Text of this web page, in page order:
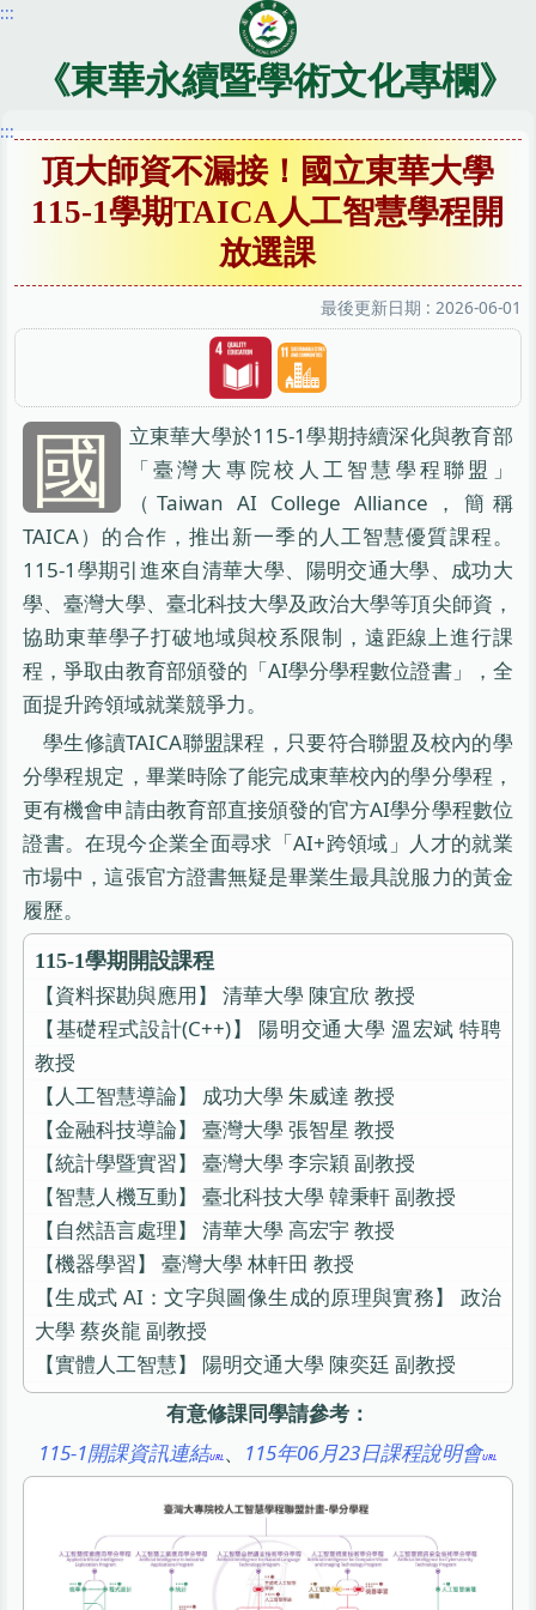
跳
內
:::
《東華永續暨學術文化專欄》
:::
頂大師資不漏接！國立東華大學
115-1學期TAICA人工智慧學程開
放選課
最後更新日期 : 2026-06-01
國
立東華大學於115-1學期持續深化與教育部
「臺灣大專院校人工智慧學程聯盟」
（Taiwan AI College Alliance，簡稱
TAICA）的合作，推出新一季的人工智慧優質課程。
115-1學期引進來自清華大學、陽明交通大學、成功大
學、臺灣大學、臺北科技大學及政治大學等頂尖師資，
協助東華學子打破地域與校系限制，遠距線上進行課
程，爭取由教育部頒發的「AI學分學程數位證書」，全
面提升跨領域就業競爭力。
學生修讀TAICA聯盟課程，只要符合聯盟及校內的學
分學程規定，畢業時除了能完成東華校內的學分學程，
更有機會申請由教育部直接頒發的官方AI學分學程數位
證書。在現今企業全面尋求「AI+跨領域」人才的就業
市場中，這張官方證書無疑是畢業生最具說服力的黃金
履歷。
115-1學期開設課程
【資料探勘與應用】 清華大學 陳宜欣 教授
【基礎程式設計(C++)】 陽明交通大學 溫宏斌 特聘
教授
【人工智慧導論】 成功大學 朱威達 教授
【金融科技導論】 臺灣大學 張智星 教授
【統計學暨實習】 臺灣大學 李宗穎 副教授
【智慧人機互動】 臺北科技大學 韓秉軒 副教授
【自然語言處理】 清華大學 高宏宇 教授
【機器學習】 臺灣大學 林軒田 教授
【生成式 AI：文字與圖像生成的原理與實務】 政治
大學 蔡炎龍 副教授
【實體人工智慧】 陽明交通大學 陳奕廷 副教授
有意修課同學請參考：
115-1開課資訊連結 、 115年06月23日課程說明會